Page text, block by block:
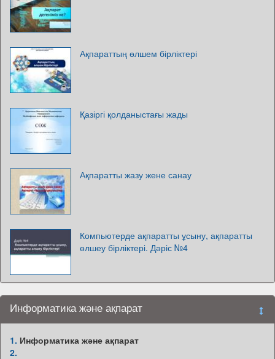
Ақпараттың өлшем бірліктері
Қазіргі қолданыстағы жады
Ақпаратты жазу жене санау
Компьютерде ақпаратты ұсыну, ақпаратты
өлшеу бірліктері. Дәріс №4
Информатика және ақпарат
1. Информатика және ақпарат
2.